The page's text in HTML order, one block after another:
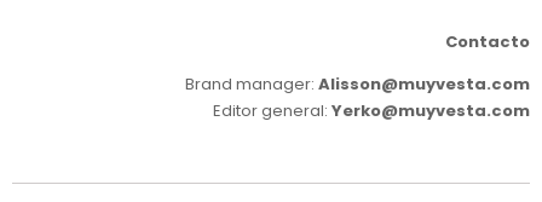
Contacto
Brand manager: Alisson@muyvesta.com
Editor general: Yerko@muyvesta.com